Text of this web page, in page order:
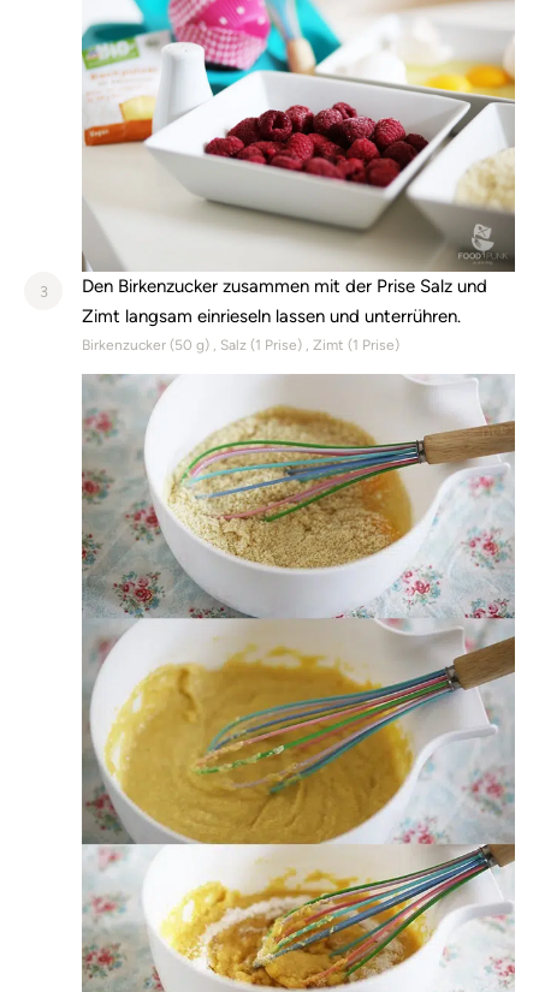
3
Den Birkenzucker zusammen mit der Prise Salz und
Zimt langsam einrieseln lassen und unterrühren.
Birkenzucker (50 g) Salz (1 Prise) Zimt (1 Prise)